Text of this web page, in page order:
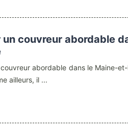
un couvreur abordable
abordable dans le Maine-
ailleurs, il ...